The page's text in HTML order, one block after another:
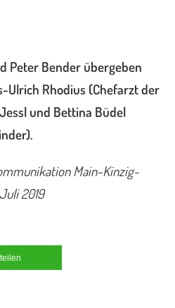
Peter Bender übergeben
Ulrich Rhodius (Chefarzt der
und Bettina Büdel
Main-Kinzig-
2019
teilen